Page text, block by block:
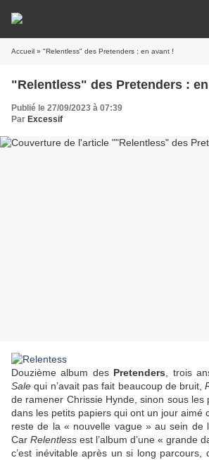
Accueil » "Relentless" des Pretenders : en avant !
"Relentless" des Pretenders :
Publié le 27/09/2023 à 07:39
Par Excessif
Douzième album des Pretenders , trois
Sale qui n’avait pas fait beaucoup de bruit,
de ramener Chrissie Hynde , sinon sous
dans les petits papiers qui ont un jour aimé
reste de la « nouvelle vague » au sein de
Car Relentless est l’album d’une « grande
c’est inévitable après un si long parcours,